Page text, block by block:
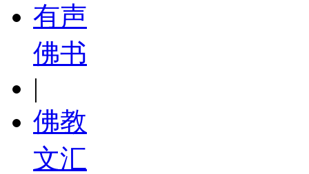
有声
佛书
|
佛教
文汇